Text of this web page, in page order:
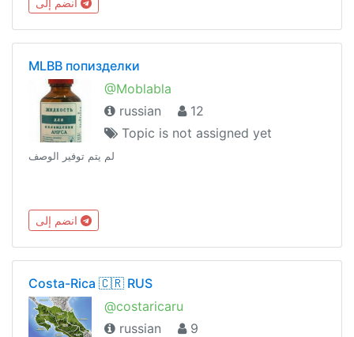
MLBB попизделки
@Moblabla
russian
12
Topic is not assigned yet
لم يتم توفير الوصف
Costa-Rica 🇨🇷 RUS
@costaricaru
russian
9